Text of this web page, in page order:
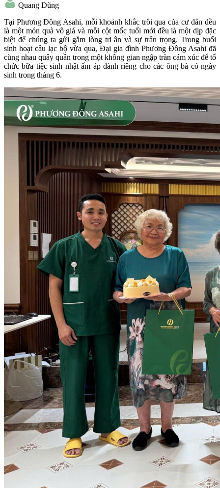
Quang Dũng
Tại Phương Đông Asahi, mỗi khoảnh khắc trôi qua của cư dân đều
là một món quà vô giá và mỗi cột mốc tuổi mới đều là một dịp đặc
biệt để chúng ta gửi gắm lòng tri ân và sự trân trọng. Trong buổi
sinh hoạt câu lạc bộ vừa qua, Đại gia đình Phương Đông Asahi đã
cùng nhau quây quần trong một không gian ngập tràn cảm xúc để tổ
chức bữa tiệc sinh nhật ấm áp dành riêng cho các ông bà có ngày
sinh trong tháng 6.